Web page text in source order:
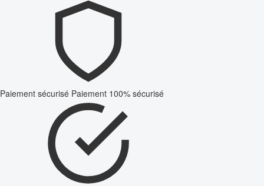
Paiement sécurisé Paiement 100% sécurisé